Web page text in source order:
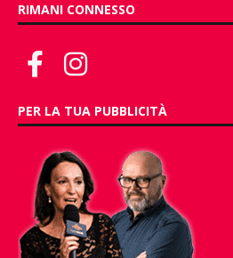
RIMANI CONNESSO
PER LA TUA PUBBLICITÀ